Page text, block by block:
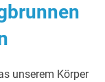
unserem Körper